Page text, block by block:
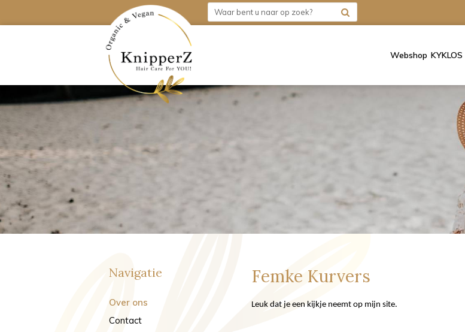
Webshop KYKLOS
Navigatie
Over ons
Contact
Femke Kurvers
Leuk dat je een kijkje neemt op mijn site.